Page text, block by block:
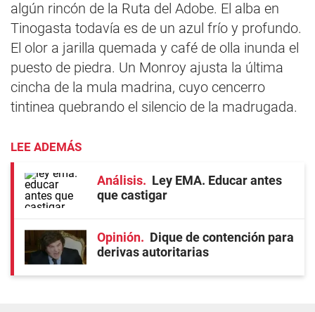
algún rincón de la Ruta del Adobe. El alba en
Tinogasta todavía es de un azul frío y profundo.
El olor a jarilla quemada y café de olla inunda el
puesto de piedra. Un Monroy ajusta la última
cincha de la mula madrina, cuyo cencerro
tintinea quebrando el silencio de la madrugada.
LEE ADEMÁS
Análisis
Ley EMA. Educar antes
que castigar
Opinión
Dique de contención para
derivas autoritarias